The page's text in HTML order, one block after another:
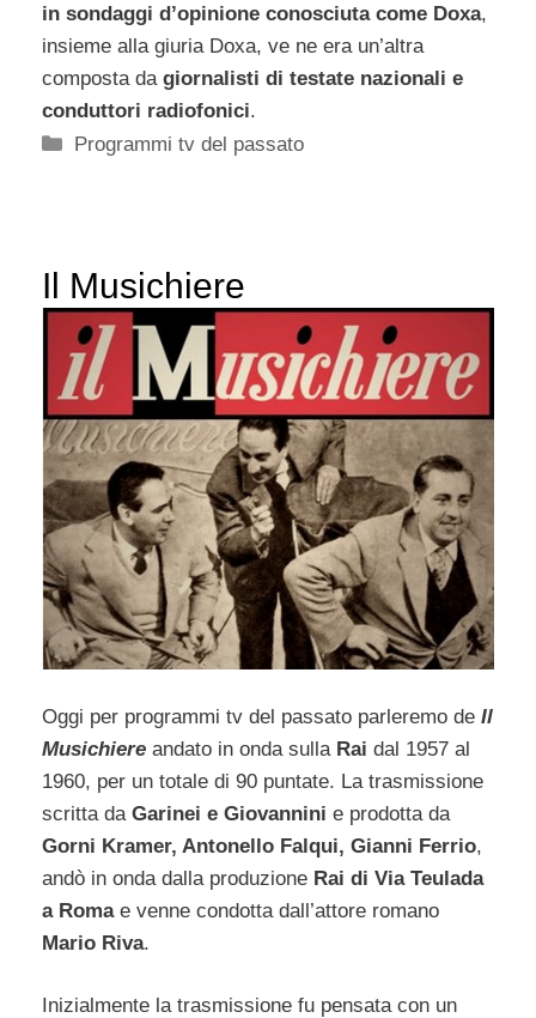
in sondaggi d’opinione conosciuta come Doxa,
insieme alla giuria Doxa, ve ne era un’altra
composta da giornalisti di testate nazionali e
conduttori radiofonici.
Categorie
Programmi tv del passato
Il Musichiere
Oggi per programmi tv del passato parleremo de Il
Musichiere andato in onda sulla Rai dal 1957 al
1960, per un totale di 90 puntate. La trasmissione
scritta da Garinei e Giovannini e prodotta da
Gorni Kramer, Antonello Falqui, Gianni Ferrio,
andò in onda dalla produzione Rai di Via Teulada
a Roma e venne condotta dall’attore romano
Mario Riva.
Inizialmente la trasmissione fu pensata con un